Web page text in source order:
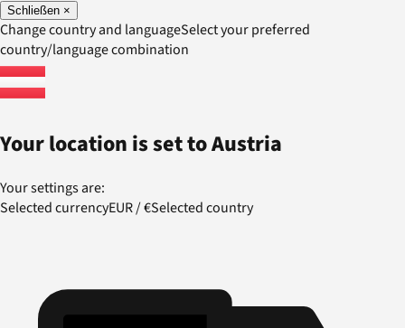
Schließen ×
Change country and languageSelect your preferred
country/language combination
Your location is set toAustria
Your settings are:
Selected currencyEUR/€Selected country